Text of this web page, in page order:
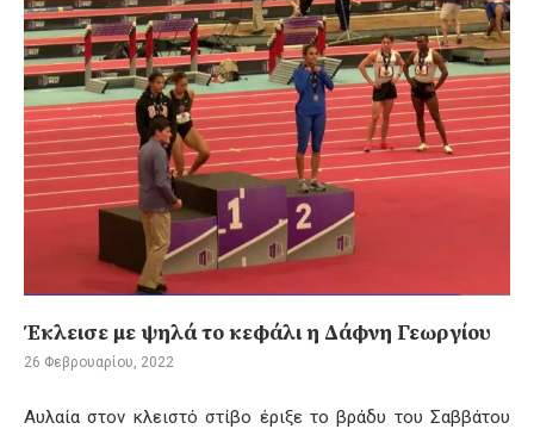
Έκλεισε με ψηλά το κεφάλι η Δάφνη Γεωργίου
26 Φεβρουαρίου, 2022
Αυλαία στον κλειστό στίβο έριξε το βράδυ του Σαββάτου